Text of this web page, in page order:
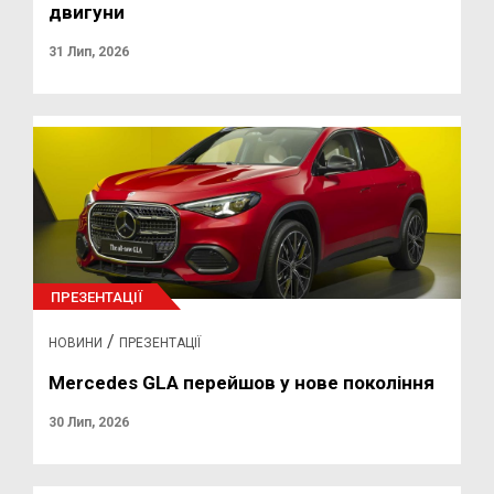
двигуни
31 Лип, 2026
ПРЕЗЕНТАЦІЇ
НОВИНИ / ПРЕЗЕНТАЦІЇ
Mercedes GLA перейшов у нове покоління
30 Лип, 2026